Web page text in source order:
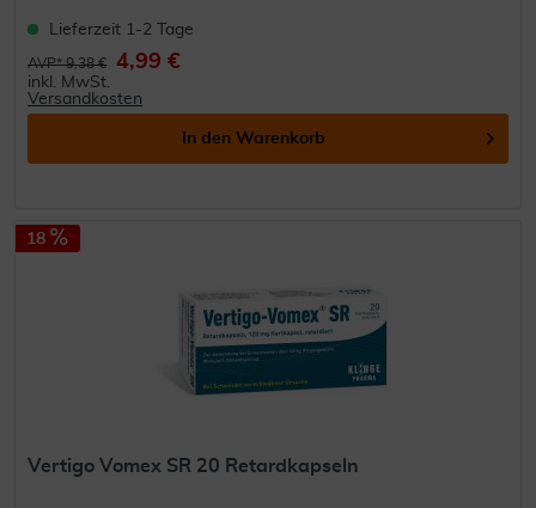
Lieferzeit 1-2 Tage
AVP* 9,38 € 4,99 €
inkl. MwSt.
Versandkosten
In den Warenkorb
18
Vertigo Vomex SR 20 Retardkapseln